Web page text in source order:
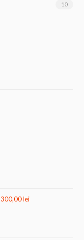
10
300,00lei